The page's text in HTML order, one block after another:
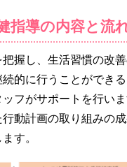
指導の内容と流
握し、生活習慣の改
的に行うことができ
フがサポートを行い
動計画の取り組みの
す。